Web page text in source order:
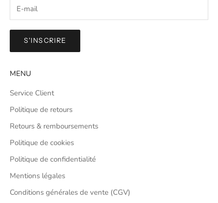
S'INSCRIRE
MENU
Service Client
Politique de retours
Retours & remboursements
Politique de cookies
Politique de confidentialité
Mentions légales
Conditions générales de vente (CGV)